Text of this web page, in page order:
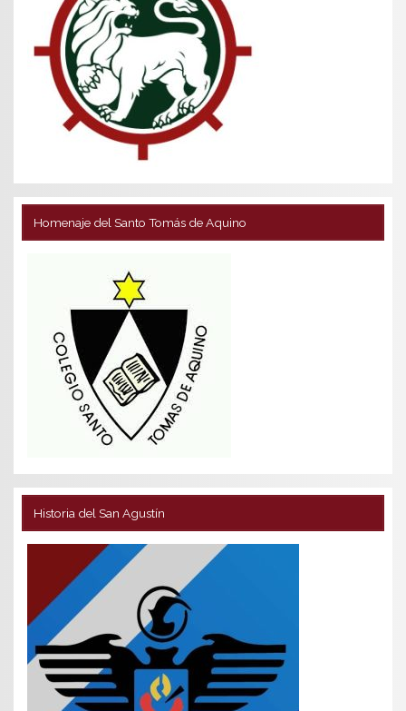
Homenaje del Santo Tomás de Aquino
Historia del San Agustín